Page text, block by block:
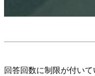
回答回数に制限が付い